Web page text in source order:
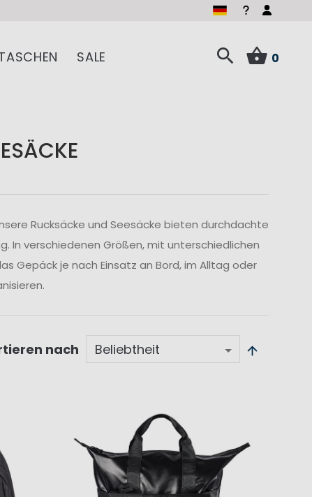
SALE 0
Rucksäcke und Seesäcke bieten durchdachte
In verschiedenen Größen, mit unterschiedlichen
Gepäck je nach Einsatz an Bord, im Alltag oder
nach